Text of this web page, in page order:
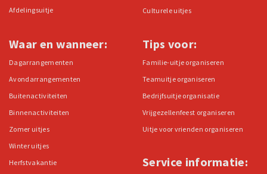
Afdelingsuitje
Culturele uitjes
Waar en wanneer:
Dagarrangementen
Avondarrangementen
Buitenactiviteiten
Binnenactiviteiten
Zomer uitjes
Winter uitjes
Herfstvakantie
Tips voor:
Familie-uitje organiseren
Teamuitje organiseren
Bedrijfsuitje organisatie
Vrijgezellenfeest organiseren
Uitje voor vrienden organiseren
Service informatie: